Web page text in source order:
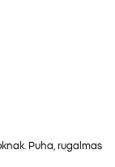
Puha, rugalmas